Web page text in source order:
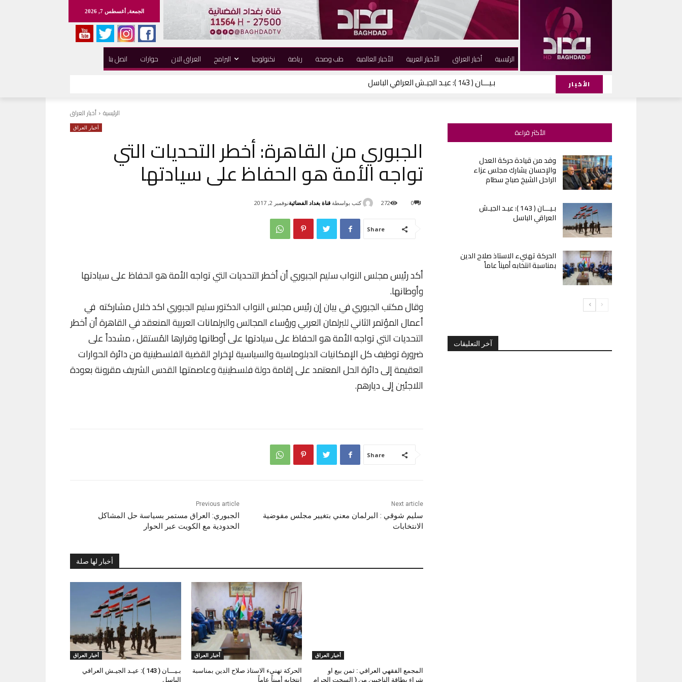
الجمعة, أغسطس 7, 2026
اتصل بنا حوارات العراق الان البرامج نكنولوجيا رياضة طب وصحة الأخبار العالمية الأخبار العربية أخبار العراق الرئيسية
الأخبار بـيـــان ( 143 ): عيـد الجيـش العراقي الباسل
الرئيسية أخبار العراق
أخبار العراق
الجبوري من القاهرة: أخطر التحديات التي
تواجه الأمة هو الحفاظ على سيادتها
كتب بواسطة قناة بغداد الفضائيةنوفمبر 2, 2017 0
272
Share
أكد رئيس مجلس النواب سليم الجبوري أن أخطر التحديات التي تواجه الأمة هو الحفاظ على سيادتها
وأوطانها.
وقال مكتب الجبوري في بيان إن رئيس مجلس النواب الدكتور سليم الجبوري اكد خلال مشاركته في
أعمال المؤتمر الثاني للبرلمان العربي ورؤساء المجالس والبرلمانات العربية المنعقد في القاهرة أن أخطر
التحديات التي تواجه الأمة هو الحفاظ على سيادتها على أوطانها وقرارها المُستقل ، مشدداً على
ضرورة توظيف كل الإمكانيات الدبلوماسية والسياسية لإخراج القضية الفلسطينية من دائرة الحوارات
العقيمة إلى دائرة الحل المعتمد على إقامة دولة فلسطينية وعاصمتها القدس الشريف مقرونة بعودة
اللاجئين إلى ديارهم.
Share
Previous article
الجبوري: العراق مستمر بسياسة حل المشاكل
الحدودية مع الكويت عبر الحوار
Next article
سليم شوقي : البرلمان معني بتغيير مجلس مفوضية
الانتخابات
أخبار لها صلة
أخبار العراق
بـيـــان ( 143 ): عيـد الجيـش العراقي
الباسل
أخبار العراق
الحركة تهنيء الاستاذ صلاح الدين بمناسبة
انتخابه أميناً عاماً
أخبار العراق
المجمع الفقهي العراقي : ثمن بيع او
شراء بطاقة الناخبين من ( السحت الحرام
الأكثر قراءة
وفد من قيادة حركة العدل
والإحسان يشارك مجلس عزاء
الراحل الشيخ صباح سطام
بـيـــان ( 143 ): عيـد الجيـش
العراقي الباسل
الحركة تهنيء الاستاذ صلاح الدين
بمناسبة انتخابه أميناً عاماً
آخر التعليقات